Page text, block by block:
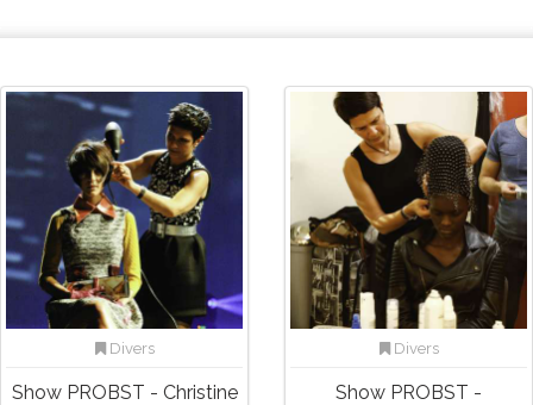
Divers
Show PROBST - Christine
Divers
Show PROBST -